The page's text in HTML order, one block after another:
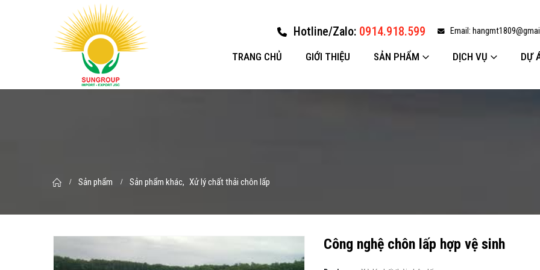
Hotline/Zalo: 0914.918.599 Email:
TRANG CHỦ GIỚI THIỆU SẢN PHẨM DỊCH VỤ DỰ
Sản phẩm Sản phẩm khác, Xử lý chất thải chôn lấp
Công nghệ chôn lấp hợp vệ sinh